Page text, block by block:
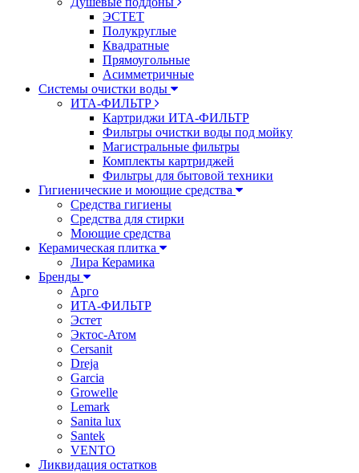
ЭСТЕТ
Полукруглые
Квадратные
Прямоугольные
Асимметричные
Системы очистки воды
ИТА-ФИЛЬТР
Картриджи ИТА-ФИЛЬТР
Фильтры очистки воды под мойку
Магистральные фильтры
Комплекты картриджей
Фильтры для бытовой техники
Гигиенические и моющие средства
Средства гигиены
Средства для стирки
Моющие средства
Керамическая плитка
Лира Керамика
Бренды
Арго
ИТА-ФИЛЬТР
Эстет
Эктос-Атом
Cersanit
Dreja
Garcia
Growelle
Lemark
Sanita lux
Santek
VENTO
Ликвидация остатков